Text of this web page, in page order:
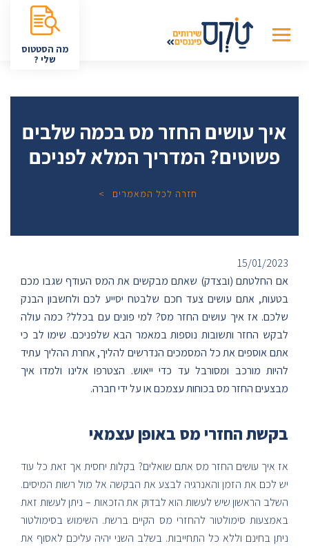
מה הסטטוס
שלי ?
איך עושים החזר מס בכמה שלבים
פשוטים? המדריך המלא לפניכם
חזרה לכל המאמרים
15/01/2023
אם החלטתם (ובצדק) שאתם מבקשים את המס העודף שגבו מכם
בטעות, אתם עושים צעד חכם שלבטח יסייע לכם ולחשבון הבנק
שלכם. אז איך עושים החזר מס? למי פונים עם בכלל? כמה עולה
לבקש החזר ותשובות נוספות במאמר הבא שלפניכם. שימו לב כי
אתם אוספים את כל המסמכים הנדרשים להליך, אחרת ההליך עתיד
להיות מורכב ומסורבל עד כדי ייאוש. הצטרפו אלינו ולמדו איך
מבצעים החזר מס בכוחות עצמכם או על ידי חברה.
בקשת החזרי מס באופן עצמאי
אז איך עושים החזר מס אתם שואלים? בקלות יחסית אך זאת כל עוד
יש לכם את הזמן והאנרגיה לבצע את הבקשה אל מול רשות המיסים.
השלב הראשון שיש לעשות הוא לבדוק את הזכאות – ניתן לעשות זאת
באמצעות סימולטור להחזרי מס הקיים ברשת. השימוש בסימולטור
ניתן בחינם וללא כל התחייבות. בשלב השני יהיה עליכם לאסוף את